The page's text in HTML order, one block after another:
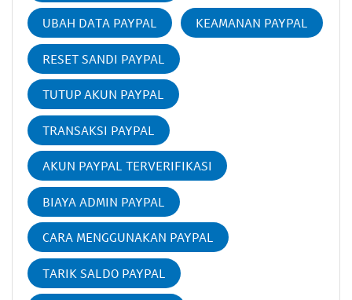
UBAH DATA PAYPAL KEAMANAN PAYPAL
RESET SANDI PAYPAL
TUTUP AKUN PAYPAL
TRANSAKSI PAYPAL
AKUN PAYPAL TERVERIFIKASI
BIAYA ADMIN PAYPAL
CARA MENGGUNAKAN PAYPAL
TARIK SALDO PAYPAL